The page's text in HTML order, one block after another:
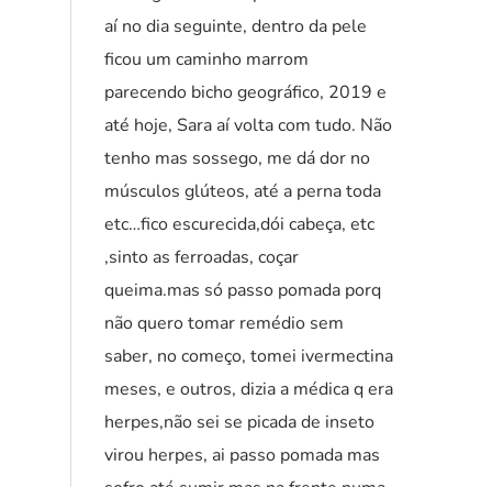
aí no dia seguinte, dentro da pele
ficou um caminho marrom
parecendo bicho geográfico, 2019 e
até hoje, Sara aí volta com tudo. Não
tenho mas sossego, me dá dor no
músculos glúteos, até a perna toda
etc…fico escurecida,dói cabeça, etc
,sinto as ferroadas, coçar
queima.mas só passo pomada porq
não quero tomar remédio sem
saber, no começo, tomei ivermectina
meses, e outros, dizia a médica q era
herpes,não sei se picada de inseto
virou herpes, ai passo pomada mas